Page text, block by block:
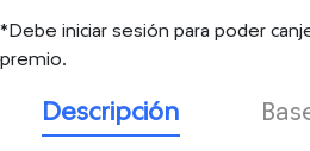
*Debe iniciar sesión para poder
premio.
Descripción